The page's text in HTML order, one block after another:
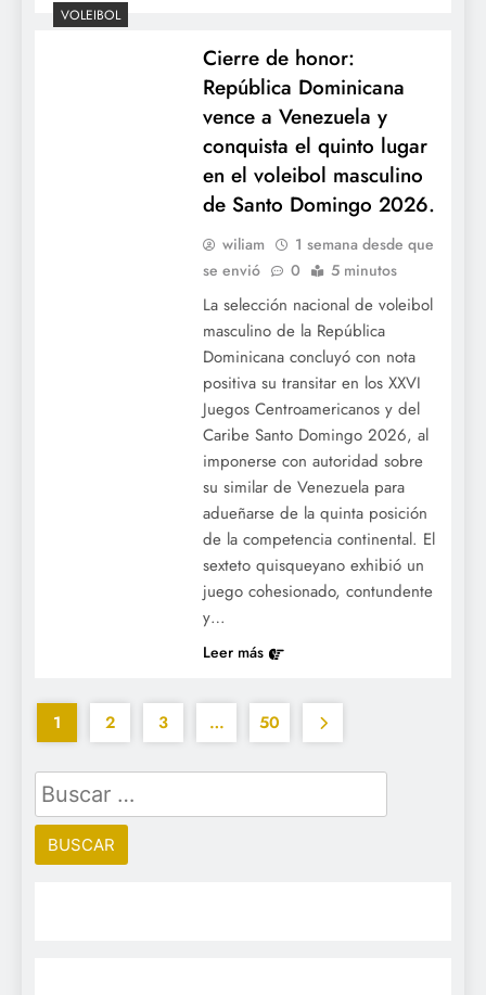
Zarpazo en la novena: Ben Rice y José
Caballero destraban el marcador y guían
triunfo de los Yanquis ante Toronto.
Ofensiva letal en Queens: Juan Soto y AJ
Ewing comandan el contundente triunfo
de los Mets sobre los Bravos.
Jornada de las Mayores: Miami extiende su
racha ganadora, Boston propina paliza y
Cleveland estrena líder de salvamentos.
VOLEIBOL
Cierre de honor:
República Dominicana
vence a Venezuela y
conquista el quinto lugar
en el voleibol masculino
de Santo Domingo 2026.
wiliam
1 semana desde que
se envió
0 5 minutos
La selección nacional de voleibol
masculino de la República
Dominicana concluyó con nota
positiva su transitar en los XXVI
Juegos Centroamericanos y del
Caribe Santo Domingo 2026, al
imponerse con autoridad sobre
su similar de Venezuela para
adueñarse de la quinta posición
de la competencia continental. El
sexteto quisqueyano exhibió un
juego cohesionado, contundente
y…
Leer más
1 2 3 … 50
Buscar: